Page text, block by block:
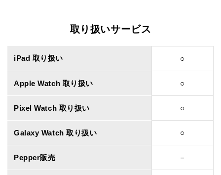
取り扱いサービス
iPad 取り扱い ○
Apple Watch 取り扱い ○
Pixel Watch 取り扱い ○
Galaxy Watch 取り扱い ○
Pepper販売 －